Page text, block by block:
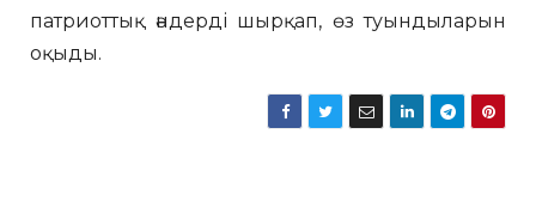
патриоттық әндерді шырқап, өз туындыларын
оқыды.